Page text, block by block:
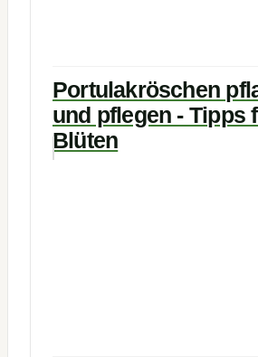
Portulakröschen
und pflegen - Tipps
Blüten